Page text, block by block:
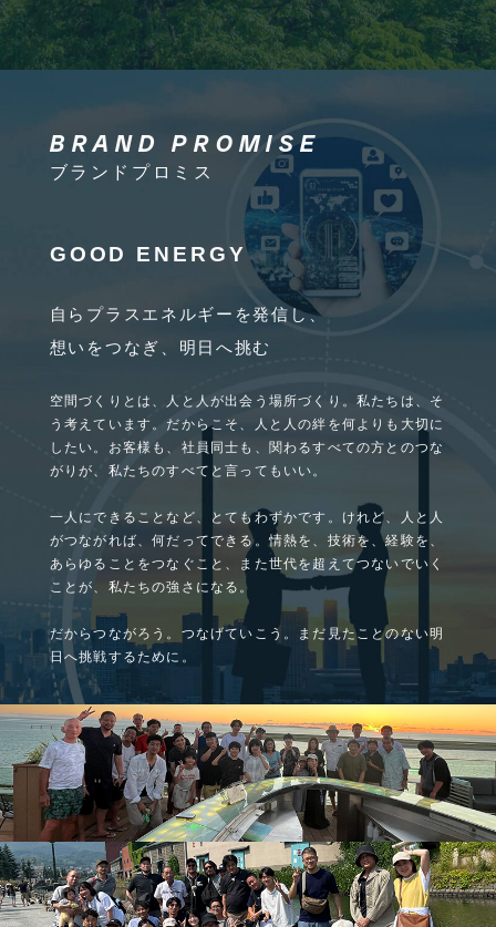
BRAND PROMISE
ブランドプロミス
GOOD ENERGY
自らプラスエネルギーを発信し、
想いをつなぎ、明日へ挑む
空間づくりとは、人と人が出会う場所づくり。 私たちは、そ
う考えています。だからこそ、人と人の絆を何よりも大切に
したい。 お客様も、社員同士も、関わるすべての方とのつな
がりが、 私たちのすべてと言ってもいい。
一人にできることなど、とてもわずかです。 けれど、人と人
がつながれば、何だってできる。情熱を、技術を、経験を、
あらゆることをつなぐこと、
また世代を超えてつないでいく
ことが、私たちの強さになる。
だからつながろう。つなげていこう。
まだ見たことのない明
日へ挑戦するために。